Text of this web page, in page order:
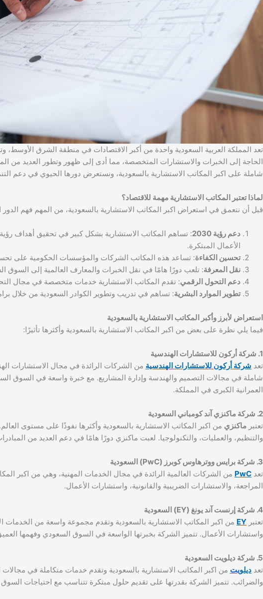
تعد المملكة العربية السعودية واحدة من أكبر الاقتصادات في منطقة الشرق الأوسط،
الحاجة إلى الخبرات والاستشارات المتخصصة، مما أدى إلى ظهور وتطور العديد من
شاملة على اكبر المكاتب الاستشارية بالسعودية، ونستعرض دورها الحيوي في دعم
لماذا تعتبر المكاتب الاستشارية مهمة للاقتصاد؟
قبل أن نتعمق في استعراض اكبر المكاتب الاستشارية بالسعودية، من المهم فهم
دعم رؤية 2030
الأعمال المبتكرة.
تحسين الكفاءة: تساعد هذه المكاتب الشركات والمؤسسات الحكومية على
نقل المعرفة: تلعب دورًا هامًا في نقل الخبرات والمعارف العالمية إلى السوق
دعم التحول الرقمي: تقدم المكاتب الاستشارية خدمات متخصصة في مجال
تطوير الموارد البشرية: تساهم في تدريب وتطوير الكوادر السعودية من خلال
استعراض لأبرز وأكبر المكاتب الاستشارية بالسعودية
فيما يلي نظرة على بعض من اكبر المكاتب الاستشارية بالسعودية وأكثرها تأثيرًا:
1. شركة أركون للاستشارات الهندسية
تعد شركة أركون للاستشارات الهندسية من الشركات الرائدة في مجال الاستشارات
شاملة في مجالات التصميم والهندسة وإدارة المشاريع. مع خبرة واسعة في السوق
العمرانية الكبرى في المملكة.
2. شركة ماكنزي آند كومباني السعودية
تعتبر ماكنزي من اكبر المكاتب الاستشارية بالسعودية وأكثرها نفوذًا على مستوى
والتنظيم، والعمليات، والتكنولوجيا. لعبت ماكنزي دورًا هامًا في دعم العديد من
3. شركة برايس ووترهاوس كوبرز (PwC) السعودية
تعد PwC من الشركات العالمية الرائدة في مجال الخدمات المهنية، وهي من اكبر
المراجعة، والاستشارات الضريبية والقانونية، واستشارات الأعمال.
4. شركة إرنست آند يونغ (EY) السعودية
تعتبر EY من اكبر المكاتب الاستشارية بالسعودية وتقدم مجموعة واسعة من الخدمات
واستشارات الأعمال. تتميز الشركة بخبرتها الواسعة في السوق السعودي وفهمها
5. شركة ديلويت السعودية
تعد ديلويت من اكبر المكاتب الاستشارية بالسعودية وتقدم خدمات متكاملة في مجالات
والضرائب. تتميز الشركة بقدرتها على تقديم حلول مبتكرة تتناسب مع احتياجات